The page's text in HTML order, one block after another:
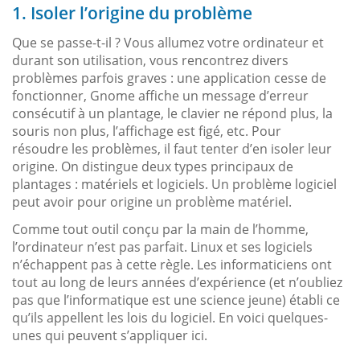
1. Isoler l’origine du problème
Que se passe-t-il ? Vous allumez votre ordinateur et
durant son utilisation, vous rencontrez divers
problèmes parfois graves : une application cesse de
fonctionner, Gnome affiche un message d’erreur
consécutif à un plantage, le clavier ne répond plus, la
souris non plus, l’affichage est figé, etc. Pour
résoudre les problèmes, il faut tenter d’en isoler leur
origine. On distingue deux types principaux de
plantages : matériels et logiciels. Un problème logiciel
peut avoir pour origine un problème matériel.
Comme tout outil conçu par la main de l’homme,
l’ordinateur n’est pas parfait. Linux et ses logiciels
n’échappent pas à cette règle. Les informaticiens ont
tout au long de leurs années d’expérience (et n’oubliez
pas que l’informatique est une science jeune) établi ce
qu’ils appellent les lois du logiciel. En voici quelques-
unes qui peuvent s’appliquer ici.